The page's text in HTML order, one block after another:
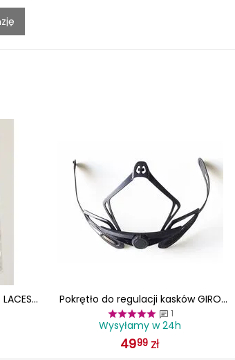
Pokrętło do regulacji kasków GIRO
RADIX FIT SYSTEM czarny
1
Wysyłamy w 24h
4999 zł